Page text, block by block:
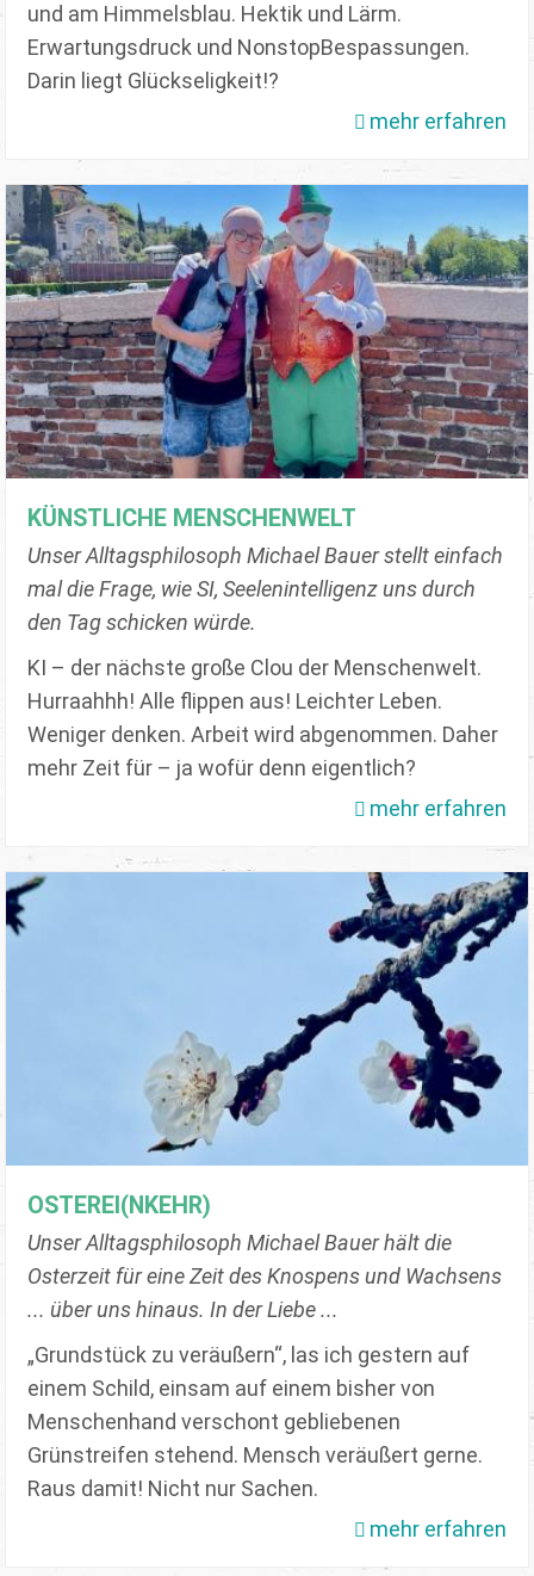
und am Himmelsblau. Hektik und Lärm.
Erwartungsdruck und NonstopBespassungen.
Darin liegt Glückseligkeit!?
mehr erfahren
KÜNSTLICHE MENSCHENWELT
Unser Alltagsphilosoph Michael Bauer stellt einfach
mal die Frage, wie SI, Seelenintelligenz uns durch
den Tag schicken würde.
KI – der nächste große Clou der Menschenwelt.
Hurraahhh! Alle flippen aus! Leichter Leben.
Weniger denken. Arbeit wird abgenommen. Daher
mehr Zeit für – ja wofür denn eigentlich?
mehr erfahren
OSTEREI(NKEHR)
Unser Alltagsphilosoph Michael Bauer hält die
Osterzeit für eine Zeit des Knospens und Wachsens
... über uns hinaus. In der Liebe ...
„Grundstück zu veräußern“, las ich gestern auf
einem Schild, einsam auf einem bisher von
Menschenhand verschont gebliebenen
Grünstreifen stehend. Mensch veräußert gerne.
Raus damit! Nicht nur Sachen.
mehr erfahren